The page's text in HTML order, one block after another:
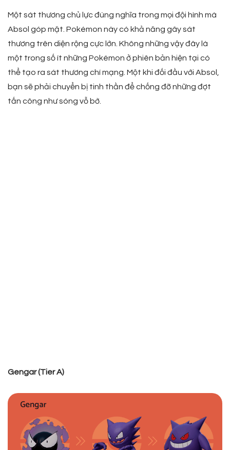
Một sát thương chủ lực đúng nghĩa trong mọi đội hình mà
Absol góp mặt. Pokémon này có khả năng gây sát
thương trên diện rộng cực lớn. Không những vậy đây là
một trong số ít những Pokémon ở phiên bản hiện tại có
thể tạo ra sát thương chí mạng. Một khi đối đầu với Absol,
bạn sẽ phải chuyển bị tinh thần để chống đỡ những đợt
tấn công như sóng vỗ bờ.
Gengar (Tier A)